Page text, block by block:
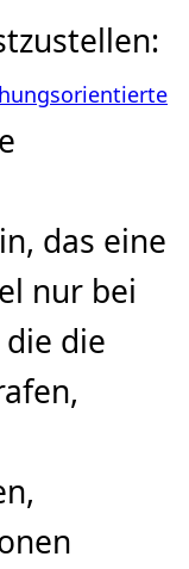
das eine
nur bei
die